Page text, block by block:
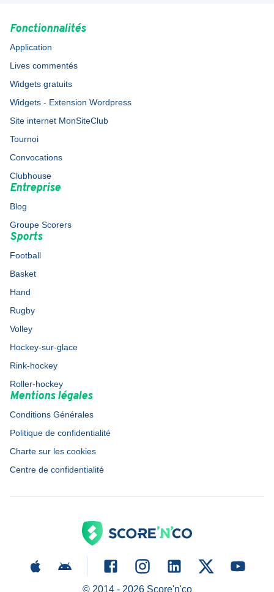
Fonctionnalités
Application
Lives commentés
Widgets gratuits
Widgets - Extension Wordpress
Site internet MonSiteClub
Tournoi
Convocations
Clubhouse
Entreprise
Blog
Groupe Scorers
Sports
Football
Basket
Hand
Rugby
Volley
Hockey-sur-glace
Rink-hockey
Roller-hockey
Mentions légales
Conditions Générales
Politique de confidentialité
Charte sur les cookies
Centre de confidentialité
© 2014 - 2026Score'n'co